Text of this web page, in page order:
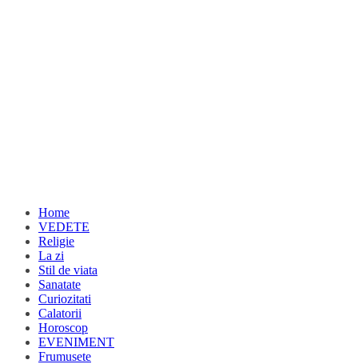
Home
VEDETE
Religie
La zi
Stil de viata
Sanatate
Curiozitati
Calatorii
Horoscop
EVENIMENT
Frumusete